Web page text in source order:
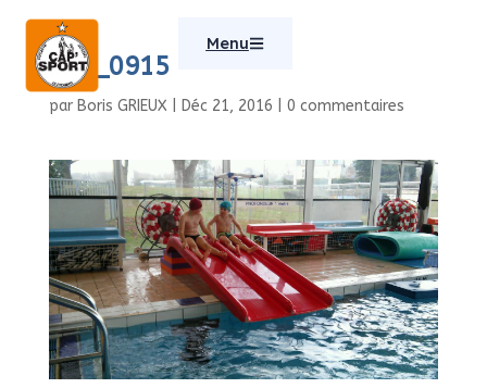
Menu
img_0915
par Boris GRIEUX Déc 21, 2016 0 commentaires